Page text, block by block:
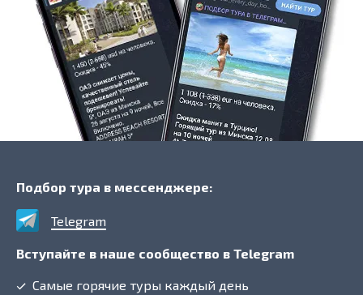
Подбор тура в мессенджере:
Telegram
Вступайте в наше сообщество в Telegram
Самые горячие туры каждый день